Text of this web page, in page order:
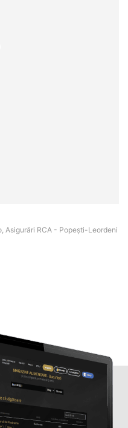
Asigurări RCA - Popeşti-Leordeni